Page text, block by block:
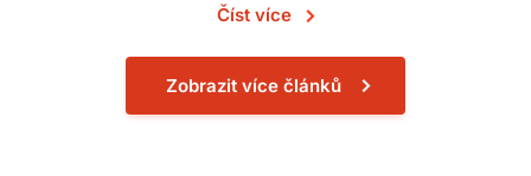
Číst více
Zobrazit více článků